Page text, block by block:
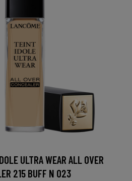
ULTRA WEAR ALL OVER
215 BUFF N 023